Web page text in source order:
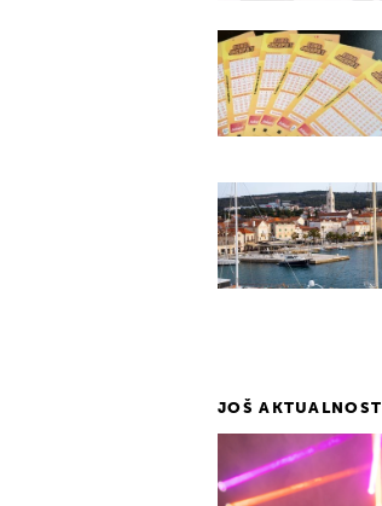
JOŠ AKTUALNOSTI